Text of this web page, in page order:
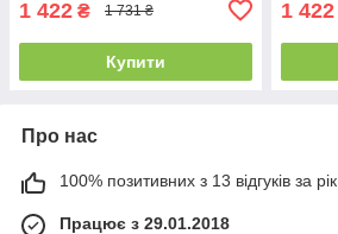
1 422 ₴ 1 731 ₴
Купити
1 422
Про нас
100% позитивних з 13 відгуків за рік
Працює з 29.01.2018